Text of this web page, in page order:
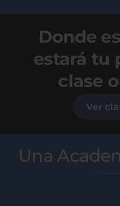
Donde
estará tu
clase
Ver
Una